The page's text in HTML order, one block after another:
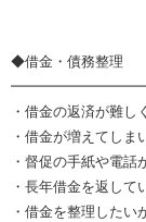
◆借金・債務整理
・借金の返済が難し
・借金が増えてしま
・督促の手紙や電話
・長年借金を返して
・借金を整理したい